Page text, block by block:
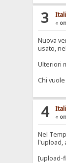
3 «
Nuova
usato,
Ulteriori
Chi
4 «
Nel
l'upload,
[upload-